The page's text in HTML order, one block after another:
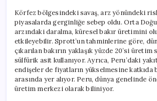
Körfez bölgesindeki savaş, arz yönündeki
piyasalarda gerginliğe sebep oldu. Orta
arzındaki daralma, küresel bakır üretimini
etkileyebilir. Sprott’un tahminlerine göre,
çıkarılan bakırın yaklaşık yüzde 20’si üretim
sülfürik asit kullanıyor. Ayrıca, Peru’daki
endişeler de fiyatların yükselmesine katkıda
arasında yer alıyor. Peru, dünya genelinde
üretim merkezi olarak biliniyor.